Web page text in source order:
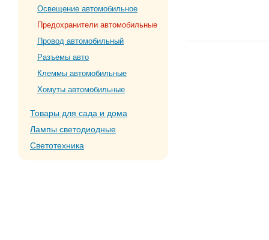
Освещение автомобильное
Предохранители автомобильные
Провод автомобильный
Разъемы авто
Клеммы автомобильные
Хомуты автомобильные
Товары для сада и дома
Лампы светодиодные
Светотехника